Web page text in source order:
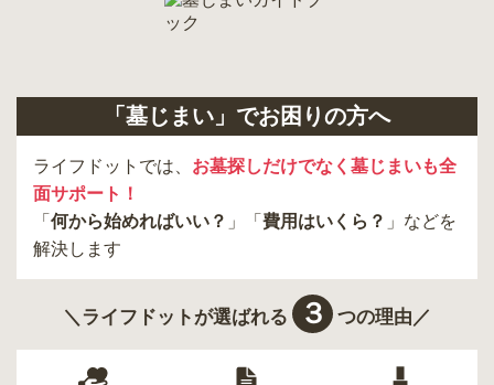
昭島市
葛飾区 墨田区
杉並区
「墓じまい」でお困りの方へ
ライフドットでは、 お墓探しだけでなく墓じまいも全
面サポート！
「 何から始めればいい？ 」「 費用はいくら？ 」などを
解決します
＼ライフドットが選ばれる ３ つの理由／